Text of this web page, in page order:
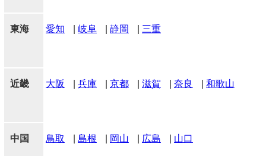
東海 愛知 岐阜 静岡 三重
近畿 大阪 兵庫 京都 滋賀 奈良 和歌山
中国 鳥取 島根 岡山 広島 山口